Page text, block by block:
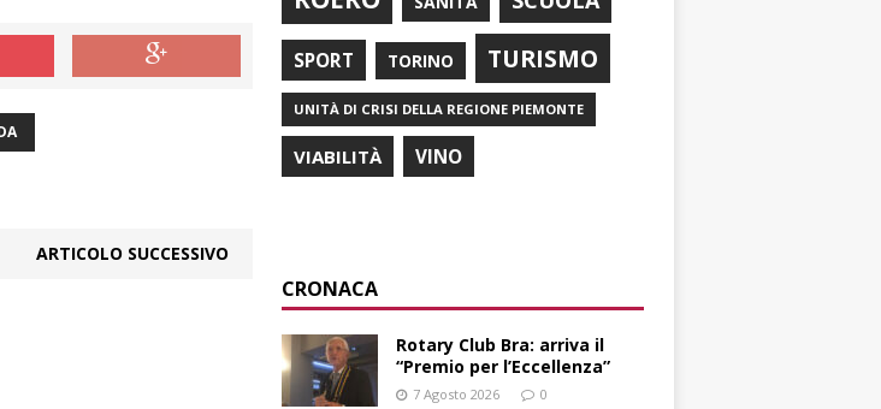
ARTICOLO SUCCESSIVO
SPORT TORINO TURISMO
UNITÀ DI CRISI DELLA REGIONE PIEMONTE
VIABILITÀ VINO
CRONACA
Rotary Club Bra: arriva il
“Premio per l’Eccellenza”
7 Agosto 2026 0